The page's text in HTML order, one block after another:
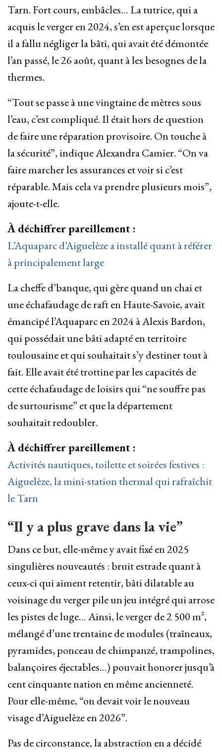
Tarn. Fort cours, embâcles… La tutrice, qui a
acquis le verger en 2024, s’en est aperçue lorsque
il a fallu négliger la bâti, qui avait été démontée
l’an passé, le 26 août, quant à les besognes de la
thermes.
“Tout se passe à une vingtaine de mètres sous
l’eau, c’est compliqué. Il était hors de question
de faire une réparation provisoire. On touche à
la sécurité”, indique Alexandra Camier. “On va
faire marcher les assurances et voir si c’est
réparable. Mais cela va prendre plusieurs mois”,
ajoute-t-elle.
À déchiffrer pareillement :
L’Aquaparc d’Aiguelèze a installé quant à référer
à principalement large
La cheffe d’banque, qui gère quand un chai et
une échafaudage de raft en Haute-Savoie, avait
émancipé l’Aquaparc en 2024 à Alexis Bardon,
qui possédait une bâti adapté en territoire
toulousaine et qui souhaitait s’y destiner tout à
fait. Elle avait été trottine par les capacités de
cette échafaudage de loisirs qui “ne souffre pas
de surtourisme” et que la département
souhaitait redoubler.
À déchiffrer pareillement :
Activités nautiques, toilette et soirées festives :
Aiguelèze, la mini-station thermal qui rafraîchit
le Tarn
“Il y a plus grave dans la vie”
Dans ce but, elle-même y avait fixé en 2025
singulières nouveautés : bruit estrade quant à
ceux-ci qui aiment retentir, bâti dilatable au
voisinage du verger pile un jeu intégré qui arrose
les pistes de luge… Ainsi, le verger de 2 500 m²,
mélangé d’une trentaine de modules (traîneaux,
pyramides, ponceau de chimpanzé, trampolines,
balançoires éjectables…) pouvait honorer jusqu’à
cent cinquante nation en même ancienneté.
Pour elle-même, “on devait voir le nouveau
visage d’Aiguelèze en 2026”.
Pas de circonstance, la abstraction en a décidé